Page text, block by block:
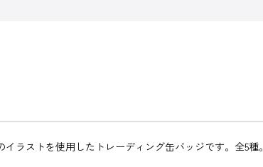
ラストを使用したトレーディング缶バッジです。全5種。